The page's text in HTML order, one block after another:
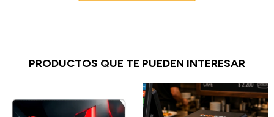
PRODUCTOS QUE TE PUEDEN INTERESAR